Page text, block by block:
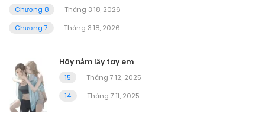
Chương 8
Tháng 3 18, 2026
Chương 7
Tháng 3 18, 2026
Hãy nắm lấy tay em
15
Tháng 7 12, 2025
14
Tháng 7 11, 2025